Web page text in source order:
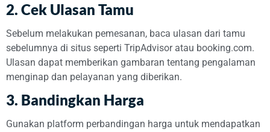
2. Cek Ulasan Tamu
Sebelum melakukan pemesanan, baca ulasan dari tamu
sebelumnya di situs seperti TripAdvisor atau booking.com.
Ulasan dapat memberikan gambaran tentang pengalaman
menginap dan pelayanan yang diberikan.
3. Bandingkan Harga
Gunakan platform perbandingan harga untuk mendapatkan